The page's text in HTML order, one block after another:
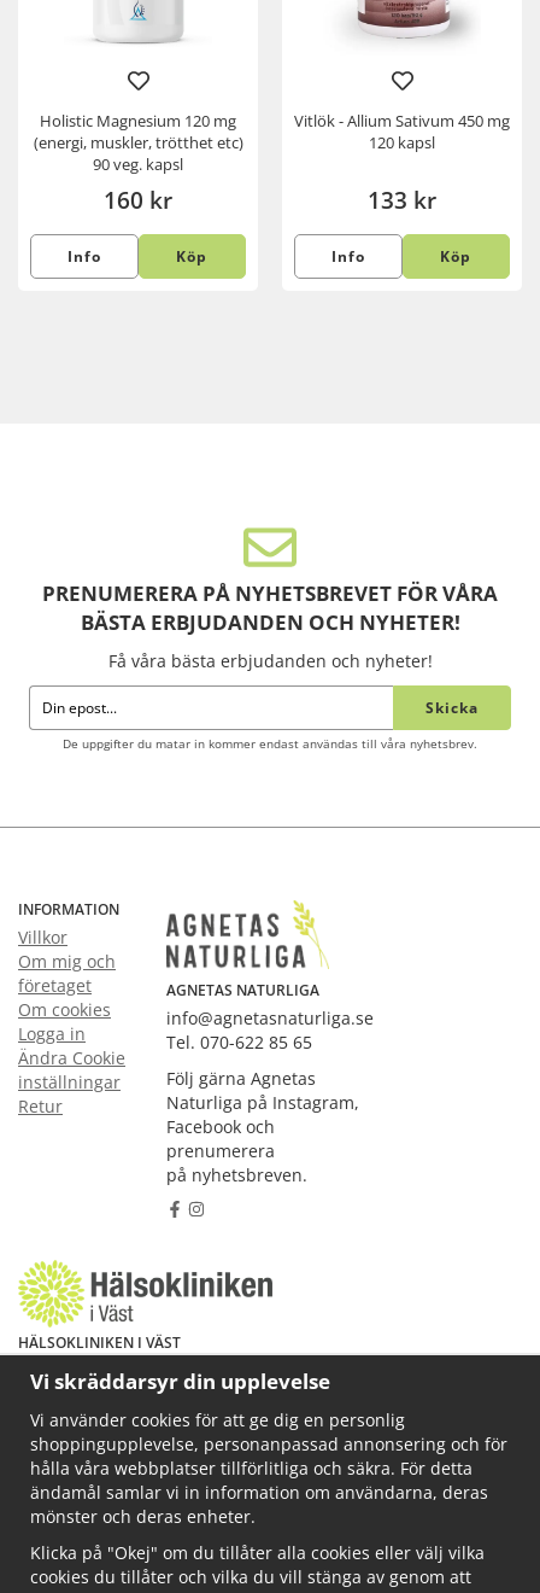
Holistic Magnesium 120 mg
(energi, muskler, trötthet etc)
90 veg. kapsl
160 kr
Info Köp
Vitlök - Allium Sativum 450 mg
120 kapsl
133 kr
Info Köp
PRENUMERERA PÅ NYHETSBREVET FÖR VÅRA
BÄSTA ERBJUDANDEN OCH NYHETER!
Få våra bästa erbjudanden och nyheter!
Skicka
De uppgifter du matar in kommer endast användas till våra nyhetsbrev.
INFORMATION
Villkor
Om mig och
företaget
Om cookies
Logga in
Ändra Cookie
inställningar
Retur
AGNETAS NATURLIGA
info@agnetasnaturliga.se
Tel. 070-622 85 65
Följ gärna Agnetas
Naturliga på Instagram,
Facebook och
prenumerera
på nyhetsbreven.
HÄLSOKLINIKEN I VÄST
Har du hälsoproblem? Fråga mig!
info@ahkliniken.se eller ring 070-622 85 65
Läs gärna mer på www.ahkliniken.se
Vi skräddarsyr din upplevelse
Vi använder cookies för att ge dig en personlig
shoppingupplevelse, personanpassad annonsering och för
hålla våra webbplatser tillförlitliga och säkra. För detta
ändamål samlar vi in information om användarna, deras
mönster och deras enheter.
Klicka på "Okej" om du tillåter alla cookies eller välj vilka
cookies du tillåter och vilka du vill stänga av genom att